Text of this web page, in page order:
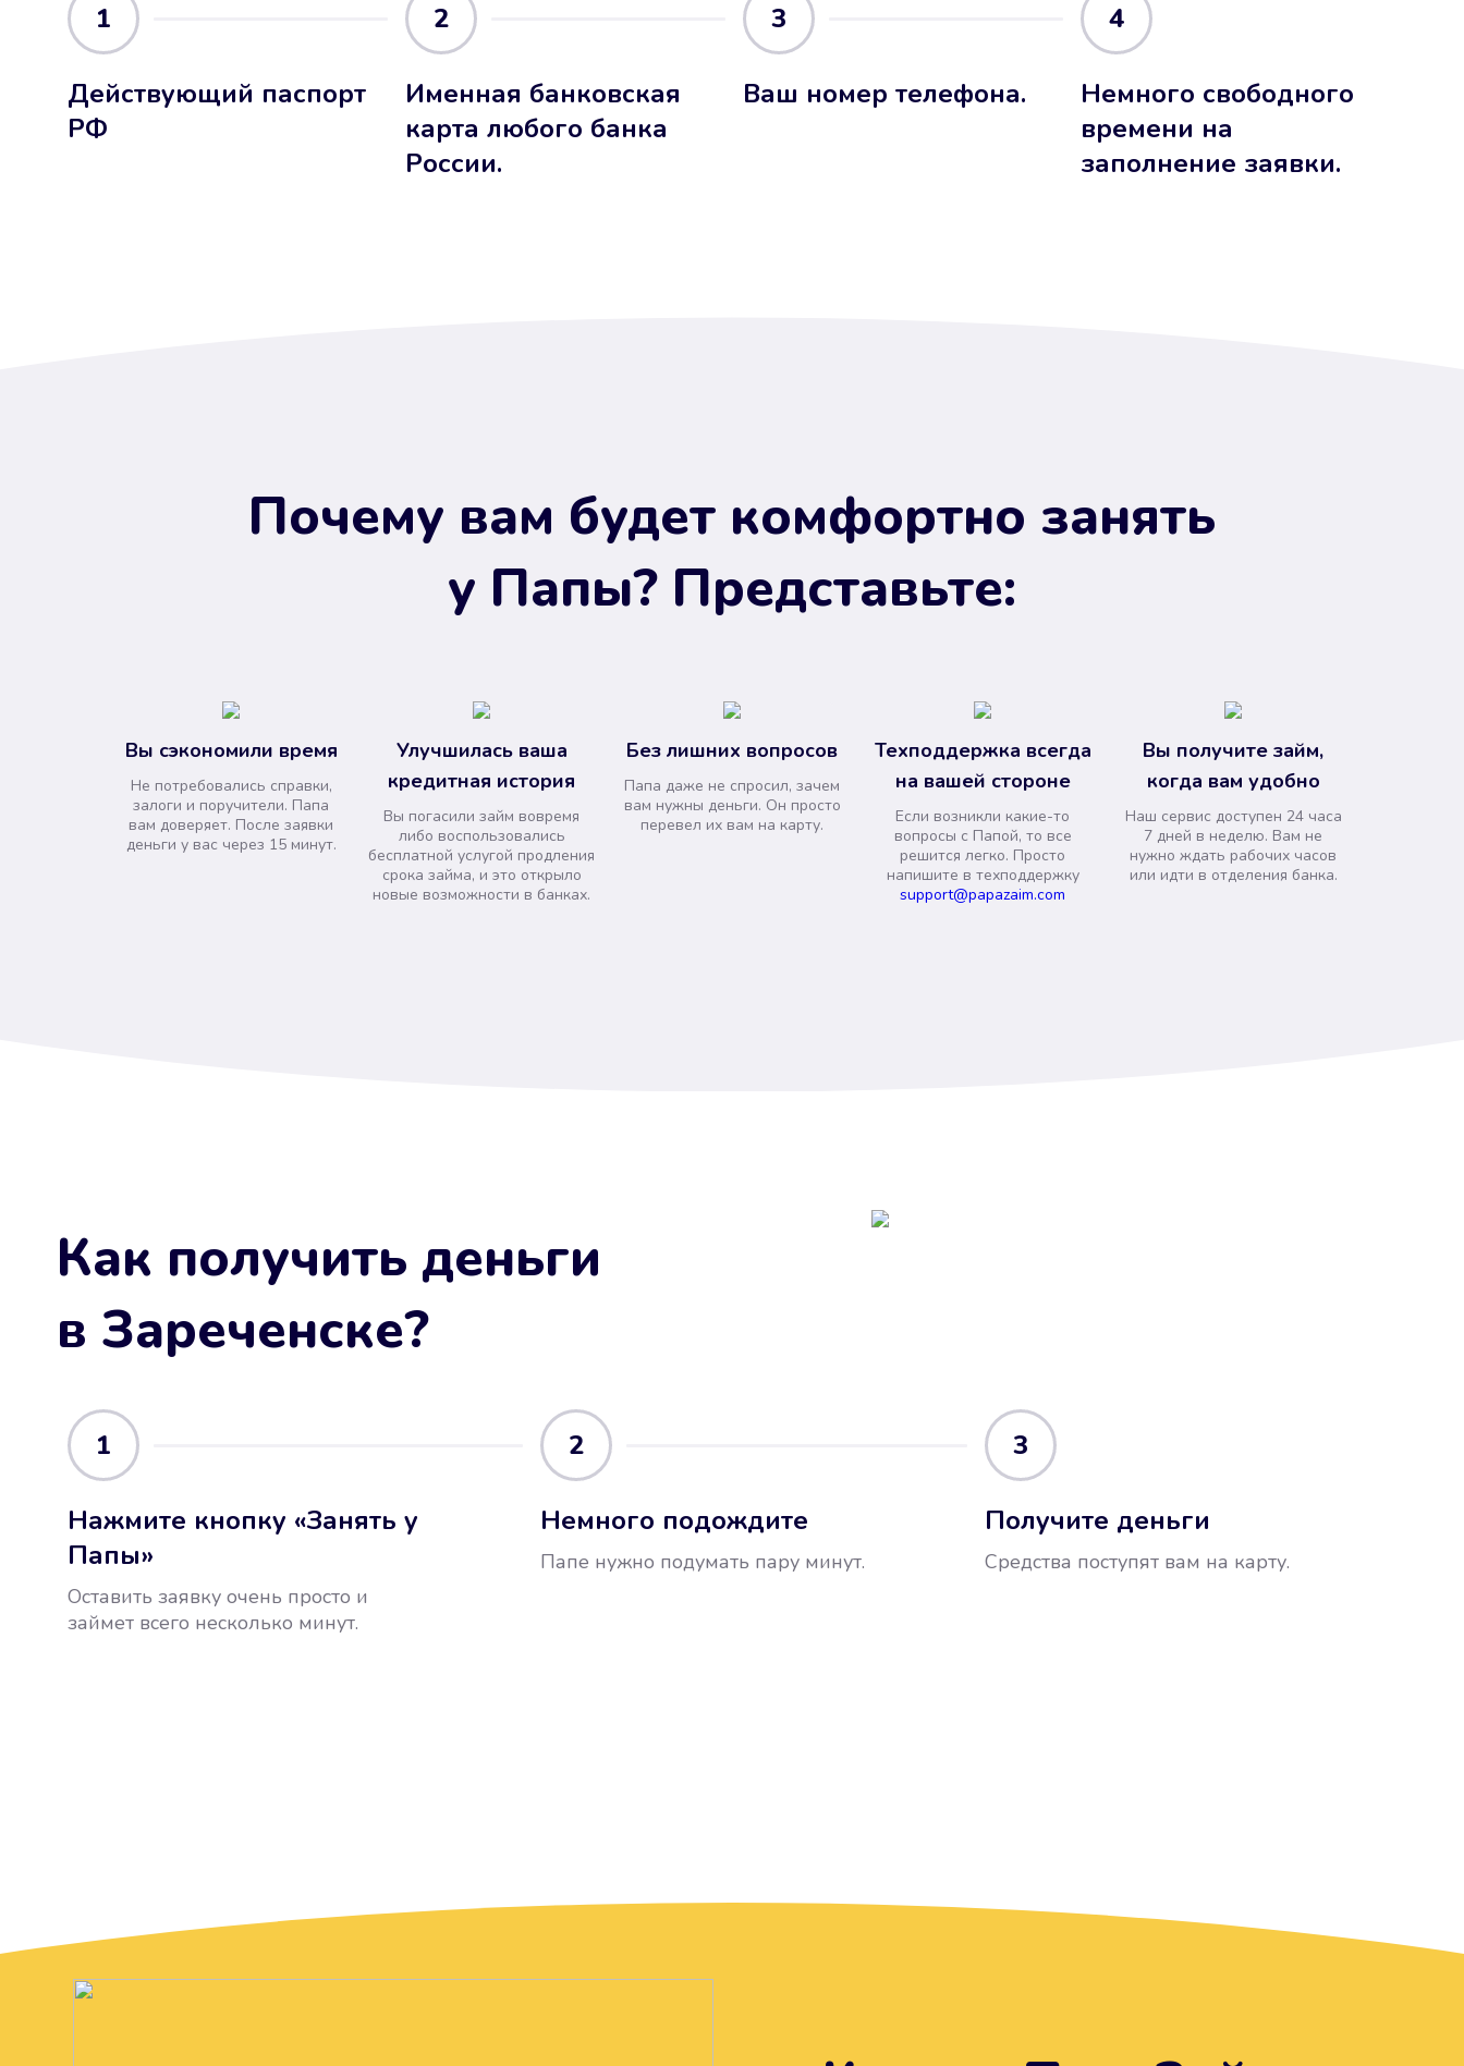
1
Действующий паспорт
РФ
2
Именная банковская
карта любого банка
России.
3
Ваш номер телефона.
4
Немного свободного
времени на
заполнение заявки.
Почему вам будет комфортно занять
у Папы? Представьте:
Вы сэкономили время
Не потребовались справки,
залоги и поручители. Папа
вам доверяет. После заявки
деньги у вас через 15 минут.
Улучшилась ваша
кредитная история
Вы погасили займ вовремя
либо воспользовались
бесплатной услугой продления
срока займа, и это открыло
новые возможности в банках.
Без лишних вопросов
Папа даже не спросил, зачем
вам нужны деньги. Он просто
перевел их вам на карту.
Техподдержка всегда
на вашей стороне
Если возникли какие-то
вопросы с Папой, то все
решится легко. Просто
напишите в техподдержку
support@papazaim.com
Вы получите займ,
когда вам удобно
Наш сервис доступен 24 часа
7 дней в неделю. Вам не
нужно ждать рабочих часов
или идти в отделения банка.
Как получить деньги
в Зареченске?
1
Нажмите кнопку «Занять у
Папы»
Оставить заявку очень просто и
займет всего несколько минут.
2
Немного подождите
Папе нужно подумать пару минут.
3
Получите деньги
Средства поступят вам на карту.